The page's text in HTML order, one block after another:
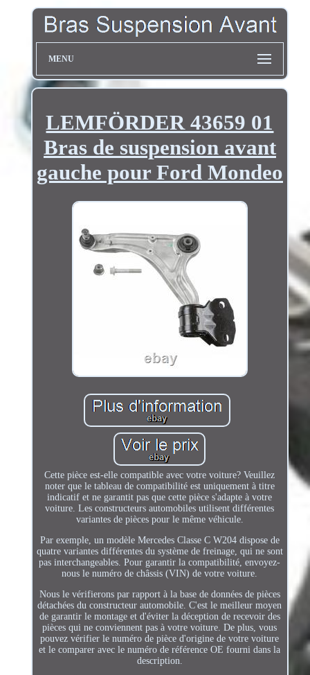
MENU
LEMFÖRDER 43659 01
Bras de suspension avant
gauche pour Ford Mondeo
Cette pièce est-elle compatible avec votre voiture? Veuillez
noter que le tableau de compatibilité est uniquement à titre
indicatif et ne garantit pas que cette pièce s'adapte à votre
voiture. Les constructeurs automobiles utilisent différentes
variantes de pièces pour le même véhicule.
Par exemple, un modèle Mercedes Classe C W204 dispose de
quatre variantes différentes du système de freinage, qui ne sont
pas interchangeables. Pour garantir la compatibilité, envoyez-
nous le numéro de châssis (VIN) de votre voiture.
Nous le vérifierons par rapport à la base de données de pièces
détachées du constructeur automobile. C'est le meilleur moyen
de garantir le montage et d'éviter la déception de recevoir des
pièces qui ne conviennent pas à votre voiture. De plus, vous
pouvez vérifier le numéro de pièce d'origine de votre voiture
et le comparer avec le numéro de référence OE fourni dans la
description.